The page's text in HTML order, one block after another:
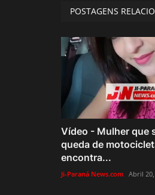
POSTAGENS
Vídeo - Mulher que
queda de
encontra...
Ji-Paraná News.com Abril